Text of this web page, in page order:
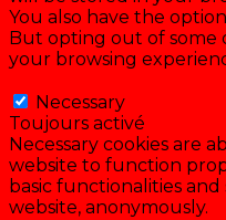
You also have the
But opting out of some
your browsing
Necessary
Toujours activé
Necessary cookies are
website to function
basic functionalities
website, anonymously.